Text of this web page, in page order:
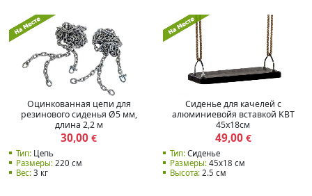
Оцинкованная цепи для
резинового сиденья Ø5 мм,
длина 2,2 м
30,00 €
Тип:Цепь
Размеры:220 см
Вес:3 кг
Сиденье для качелей с
алюминиевойя вставкой KBT
45x18см
49,00€
Тип: Сиденье
Размеры: 45x18 см
Высота: 2.5 см